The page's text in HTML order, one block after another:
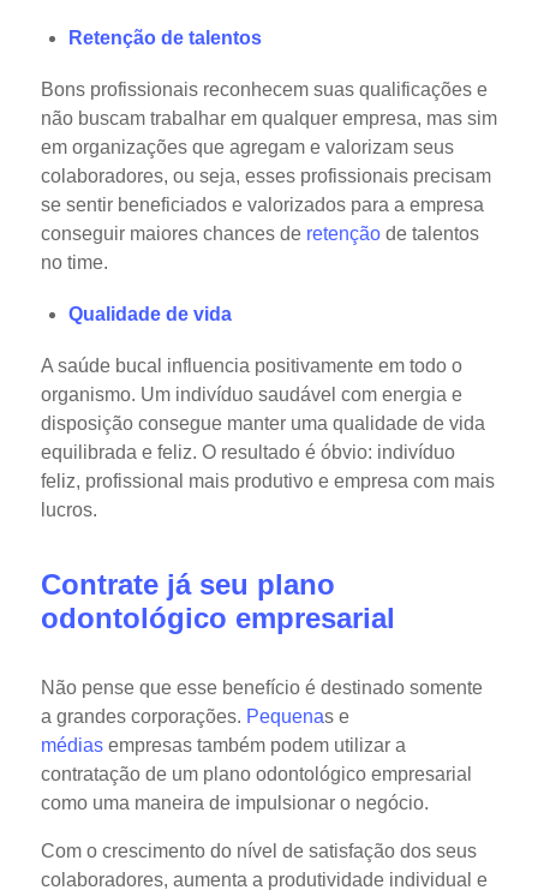
Retenção de talentos
Bons profissionais reconhecem suas qualificações e
não buscam trabalhar em qualquer empresa, mas sim
em organizações que agregam e valorizam seus
colaboradores, ou seja, esses profissionais precisam
se sentir beneficiados e valorizados para a empresa
conseguir maiores chances deretenção de talentos
no time.
Qualidade de vida
A saúde bucal influencia positivamente em todo o
organismo. Um indivíduo saudável com energia e
disposição consegue manter uma qualidade de vida
equilibrada e feliz. O resultado é óbvio: indivíduo
feliz, profissional mais produtivo e empresa com mais
lucros.
Contrate já seu plano
odontológico empresarial
Não pense que esse benefício é destinado somente
a grandes corporações. Pequenas e
médiasempresas também podem utilizar a
contratação de um plano odontológico empresarial
como uma maneira de impulsionar o negócio.
Com o crescimento do nível de satisfação dos seus
colaboradores, aumenta a produtividade individual e